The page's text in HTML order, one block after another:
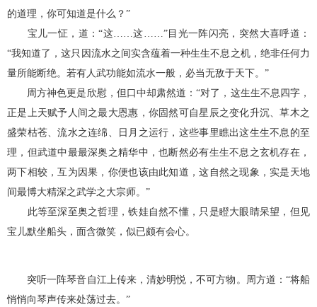
的道理，你可知道是什么？”
宝儿一怔，道：“这……这……”目光一阵闪亮，突然大喜呼道：
“我知道了，这只因流水之间实含蕴着一种生生不息之机，绝非任何力
量所能断绝。若有人武功能如流水一般，必当无敌于天下。”
周方神色更是欣慰，但口中却肃然道：“对了，这生生不息四字，
正是上天赋予人间之最大恩惠，你固然可自星辰之变化升沉、草木之
盛荣枯苍、流水之连绵、日月之运行，这些事里瞧出这生生不息的至
理，但武道中最最深奥之精华中，也断然必有生生不息之玄机存在，
两下相较，互为因果，你便也该由此知道，这自然之现象，实是天地
间最博大精深之武学之大宗师。”
此等至深至奥之哲理，铁娃自然不懂，只是瞪大眼睛呆望，但见
宝儿默坐船头，面含微笑，似已颇有会心。
突听一阵琴音自江上传来，清妙明悦，不可方物。周方道：“将船
悄悄向琴声传来处荡过去。”